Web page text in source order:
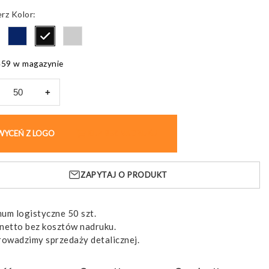
Kolor
w magazynie
+
Z LOGO
ZAPYTAJ O PRODUKT
logistyczne 50 szt.
bez kosztów nadruku.
sprzedaży detalicznej.